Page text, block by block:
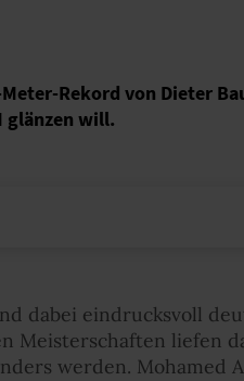
Rekord von Dieter
glänzen will.
dabei eindrucksvoll
Meisterschaften liefen
werden. Mohamed